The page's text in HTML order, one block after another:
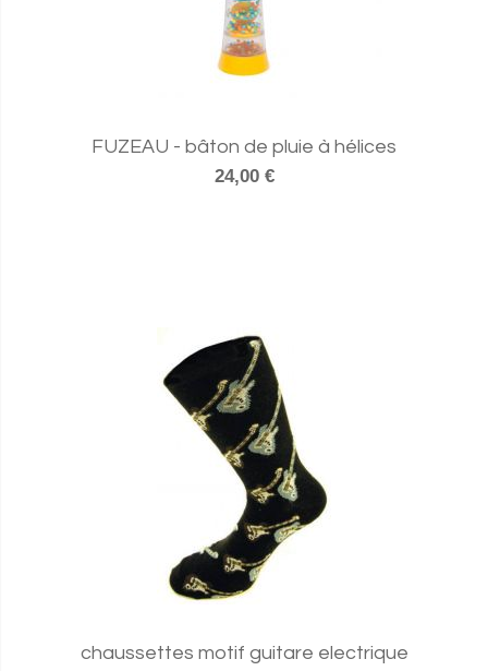
FUZEAU - bâton de pluie à hélices
24,00 €
chaussettes motif guitare electrique